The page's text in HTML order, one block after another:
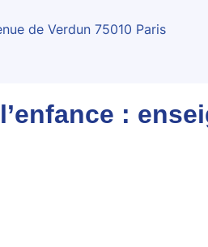
de Verdun 75010 Paris
: